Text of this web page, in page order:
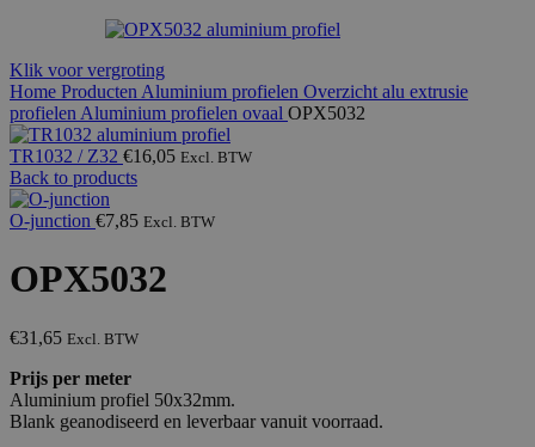
Klik voor vergroting
Home Producten Aluminium profielen Overzicht alu extrusie
profielen Aluminium profielen ovaal OPX5032
TR1032 / Z32 €16,05 Excl. BTW
Back to products
O-junction €7,85 Excl. BTW
OPX5032
€31,65 Excl. BTW
Prijs per meter
Aluminium profiel 50x32mm.
Blank geanodiseerd en leverbaar vanuit voorraad.